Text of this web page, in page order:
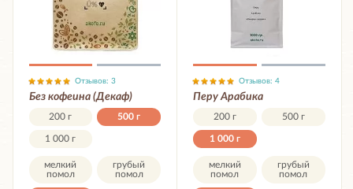
Отзывов: 3
Без кофеина (Декаф)
200 г 500 г
1 000 г
мелкий
помол
грубый
помол
Отзывов: 4
Перу Арабика
200 г 500 г
1 000 г
мелкий
помол
грубый
помол